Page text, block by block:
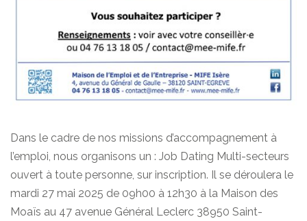
Dans le cadre de nos missions d’accompagnement à
l’emploi, nous organisons un : Job Dating Multi-secteurs
ouvert à toute personne, sur inscription. Il se déroulera le
mardi 27 mai 2025 de 09h00 à 12h30 à la Maison des
Moaïs au 47 avenue Général Leclerc 38950 Saint-